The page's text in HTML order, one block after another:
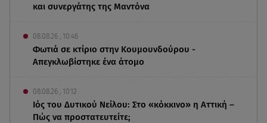
και συνεργάτης της Μαντόνα
08.08.26 , 10:46
Φωτιά σε κτίριο στην Κουμουνδούρου -
Απεγκλωβίστηκε ένα άτομο
08.08.26 , 10:12
Ιός του Δυτικού Νείλου: Στο «κόκκινο» η Αττική –
Πώς να προστατευτείτε;